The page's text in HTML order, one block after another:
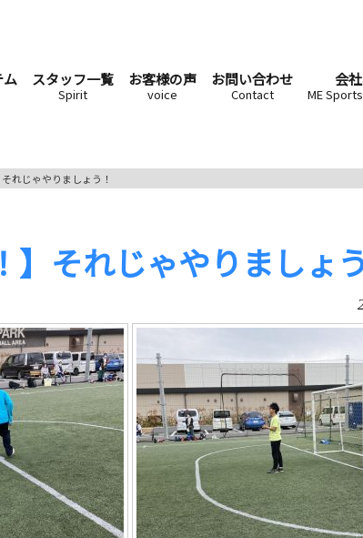
ム スタッフ一覧
Spirit
お客様の声
voice
お問い合わせ
Contact
会
ME
れじゃやりましょう！
】それじゃやりましょ